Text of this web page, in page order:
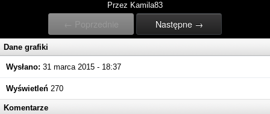
Przez Kamila83
← Poprzednie Następne →
Dane grafiki
Wysłano: 31 marca 2015 - 18:37
Wyświetleń 270
Komentarze